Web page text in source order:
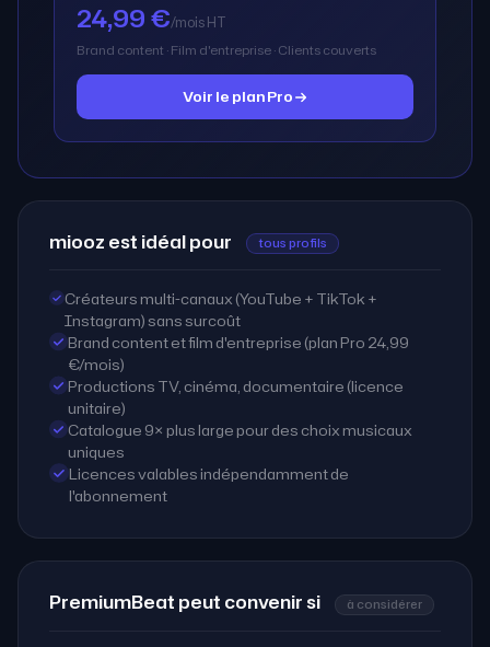
24,99 €/mois HT
Brand content · Film d'entreprise · Clients couverts
Voir le plan Pro
miooz est idéal pour tous profils
Créateurs multi-canaux (YouTube + TikTok +
Instagram) sans surcoût
Brand content et film d'entreprise (plan Pro 24,99
€/mois)
Productions TV, cinéma, documentaire (licence
unitaire)
Catalogue 9× plus large pour des choix musicaux
uniques
Licences valables indépendamment de
l'abonnement
PremiumBeat peut convenir si à considérer